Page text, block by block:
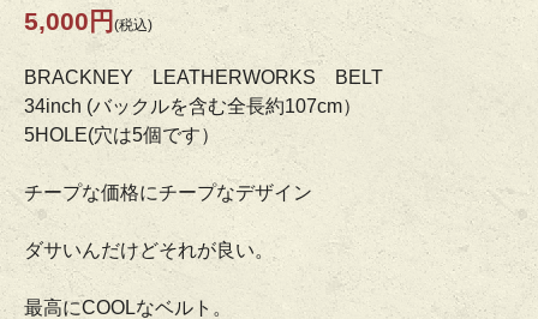
5,000円 (税込)
BRACKNEY LEATHERWORKS BELT
34inch (バックルを含む全長約107cm）
5HOLE(穴は5個です）
チープな価格にチープなデザイン
ダサいんだけどそれが良い。
最高にCOOLなベルト。